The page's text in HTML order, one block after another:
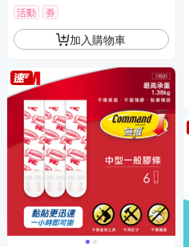
活動 券
加入購物車